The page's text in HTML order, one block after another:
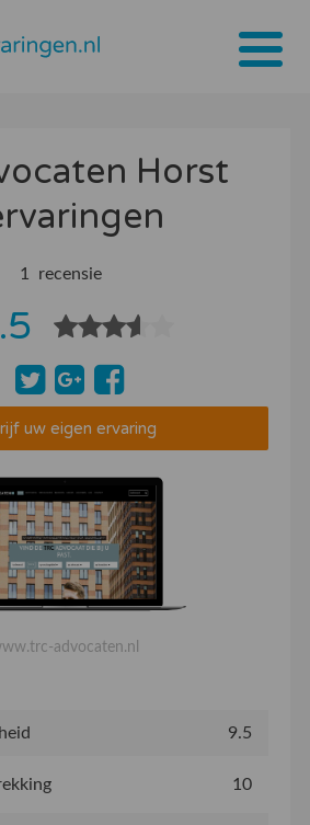
Horst
1 recensie
uw eigen ervaring
advocaten.nl
9.5
10